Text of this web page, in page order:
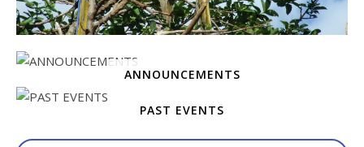
ANNOUNCEMENTS
PAST EVENTS